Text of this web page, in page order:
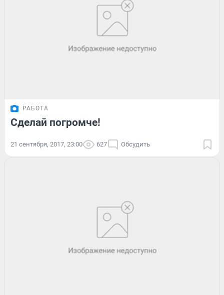
РАБОТА
Сделай погромче!
21 сентября, 2017, 23:00 627 Обсудить